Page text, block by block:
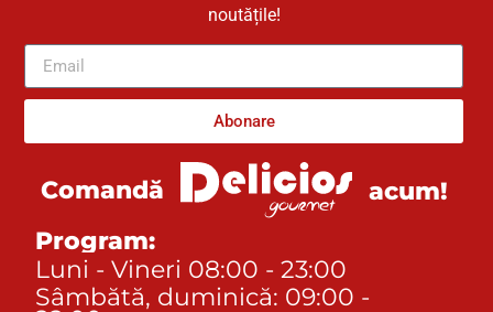
noutățile!
Abonare
Comandă acum!
Program:
Luni - Vineri 08:00 - 23:00
Sâmbătă, duminică: 09:00 -